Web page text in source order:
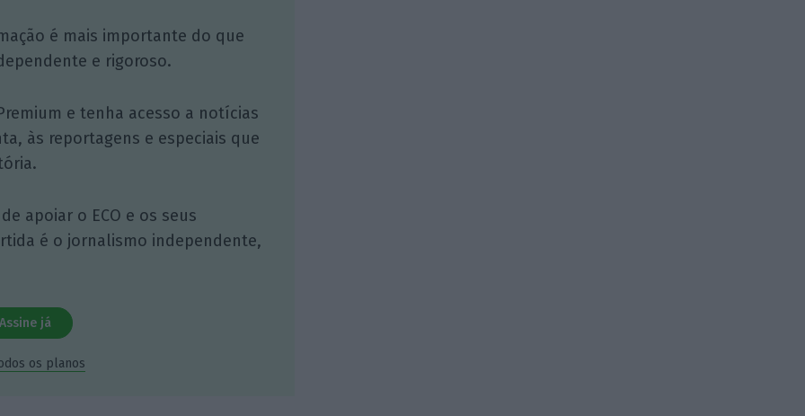
é mais importante do que
e rigoroso.
e tenha acesso a notícias
às reportagens e especiais que
apoiar o ECO e os seus
é o jornalismo independente,
Assine já
os planos